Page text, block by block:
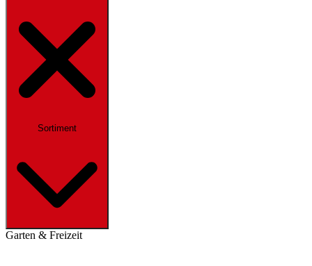
Sortiment
Garten & Freizeit